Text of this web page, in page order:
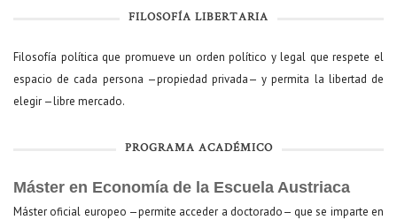
FILOSOFÍA LIBERTARIA
Filosofía política que promueve un orden político y legal que respete el
espacio de cada persona —propiedad privada— y permita la libertad de
elegir —libre mercado.
PROGRAMA ACADÉMICO
Máster en Economía de la Escuela Austriaca
Máster oficial europeo —permite acceder a doctorado— que se imparte en